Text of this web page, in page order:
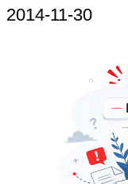
2014-11-30